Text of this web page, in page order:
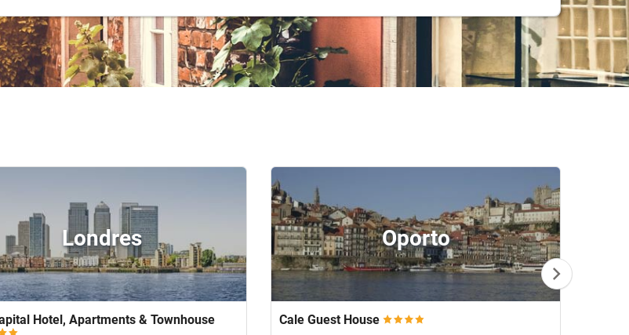
Londres
Hotel, Apartments & Townhouse
Oporto
Cale Guest House